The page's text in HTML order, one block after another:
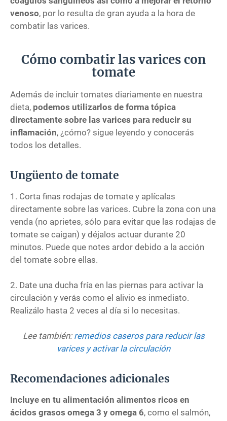
venoso, por lo resulta de gran ayuda a la hora de
combatir las varices.
Cómo combatir las varices con
tomate
Además de incluir tomates diariamente en nuestra
dieta, podemos utilizarlos de forma tópica
directamente sobre las varices para reducir su
inflamación, ¿cómo? sigue leyendo y conocerás
todos los detalles.
Ungüento de tomate
1. Corta finas rodajas de tomate y aplícalas
directamente sobre las varices. Cubre la zona con una
venda (no aprietes, sólo para evitar que las rodajas de
tomate se caigan) y déjalos actuar durante 20
minutos. Puede que notes ardor debido a la acción
del tomate sobre ellas.
2. Date una ducha fría en las piernas para activar la
circulación y verás como el alivio es inmediato.
Realizálo hasta 2 veces al día si lo necesitas.
Lee también: remedios caseros para reducir las
varices y activar la circulación
Recomendaciones adicionales
Incluye en tu alimentación alimentos ricos en
ácidos grasos omega 3 y omega 6, como el salmón,